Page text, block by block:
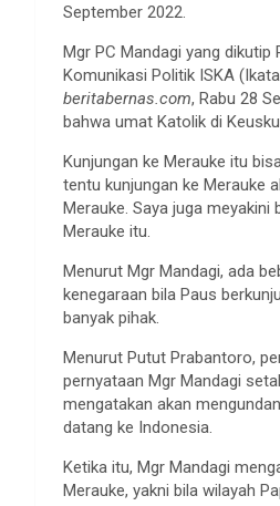
September 2022.
Mgr PC Mandagi yang dikutip
Komunikasi Politik ISKA
beritabernas.com, Rabu 28
bahwa umat Katolik di
Kunjungan ke Merauke itu
tentu kunjungan ke Merauke
Merauke. Saya juga meyakini
Merauke itu.
Menurut Mgr Mandagi, ada
kenegaraan bila Paus
banyak pihak.
Menurut Putut Prabantoro,
pernyataan Mgr Mandagi
mengatakan akan
datang ke Indonesia.
Ketika itu, Mgr Mandagi
Merauke, yakni bila wilayah